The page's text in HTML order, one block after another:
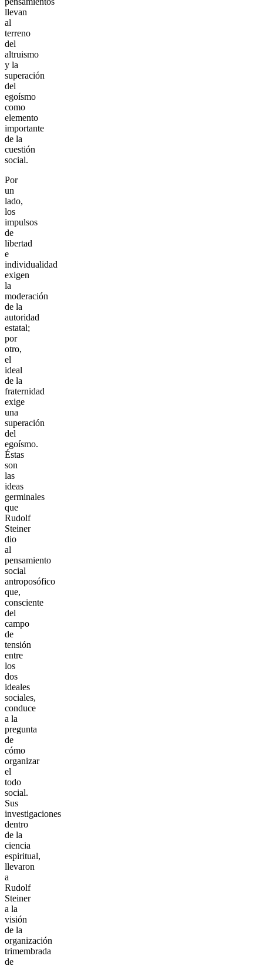
llevan
al
terreno
del
altruismo
y la
superación
del
egoísmo
como
elemento
importante
de la
cuestión
social.
Por
un
lado,
los
impulsos
de
libertad
e
individualidad
exigen
la
moderación
de la
autoridad
estatal;
por
otro,
el
ideal
de la
fraternidad
exige
una
superación
del
egoísmo.
Éstas
son
las
ideas
germinales
que
Rudolf
Steiner
dio
al
pensamiento
social
antroposófico
que,
consciente
del
campo
de
tensión
entre
los
dos
ideales
sociales,
conduce
a la
pregunta
de
cómo
organizar
el
todo
social.
Sus
investigaciones
dentro
de la
ciencia
espiritual,
llevaron
a
Rudolf
Steiner
a la
visión
de la
organización
trimembrada
de